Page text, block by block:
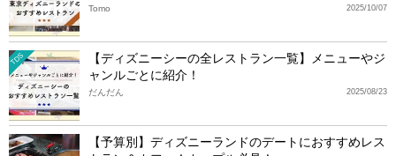
2025/10/07
Tomo
TDS
【ディズニーシーの全レストラン一覧】メニューやジ
ャンルごとに紹介！
2025/08/23
だんだん
【予算別】ディズニーランドのデートにおすすめレス